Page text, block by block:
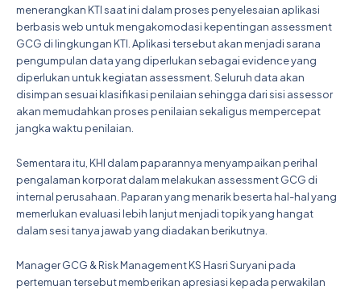
menerangkan KTI saat ini dalam proses penyelesaian aplikasi
berbasis web untuk mengakomodasi kepentingan assessment
GCG di lingkungan KTI. Aplikasi tersebut akan menjadi sarana
pengumpulan data yang diperlukan sebagai evidence yang
diperlukan untuk kegiatan assessment. Seluruh data akan
disimpan sesuai klasifikasi penilaian sehingga dari sisi assessor
akan memudahkan proses penilaian sekaligus mempercepat
jangka waktu penilaian.
Sementara itu, KHI dalam paparannya menyampaikan perihal
pengalaman korporat dalam melakukan assessment GCG di
internal perusahaan. Paparan yang menarik beserta hal-hal yang
memerlukan evaluasi lebih lanjut menjadi topik yang hangat
dalam sesi tanya jawab yang diadakan berikutnya.
Manager GCG & Risk Management KS Hasri Suryani pada
pertemuan tersebut memberikan apresiasi kepada perwakilan